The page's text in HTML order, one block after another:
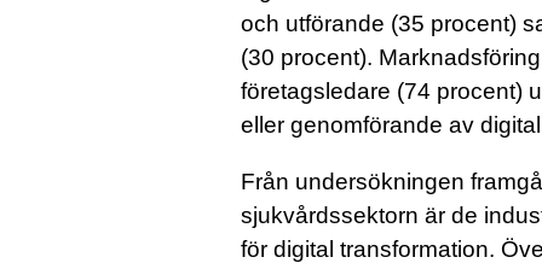
och utförande (35 procent)
(30 procent).
företagsledare (74 procent)
eller genomförande av
Från undersökningen
sjukvårdssektorn är de
för digital transformation.